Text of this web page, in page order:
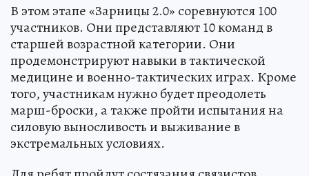
В этом этапе «Зарницы 2.0» соревнуются 100
участников. Они представляют 10 команд в
старшей возрастной категории. Они
продемонстрируют навыки в тактической
медицине и военно-тактических играх. Кроме
того, участникам нужно будет преодолеть
марш-броски, а также пройти испытания на
силовую выносливость и выживание в
экстремальных условиях.